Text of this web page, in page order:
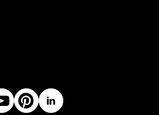
Réseaux
YouTubePinterestLinkedIn